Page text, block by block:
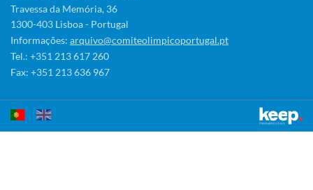
Travessa da Memória, 36
1300-403 Lisboa - Portugal
Informações: arquivo@comiteolimpicoportugal.pt
Tel.: +351 213 617 260
Fax: +351 213 636 967